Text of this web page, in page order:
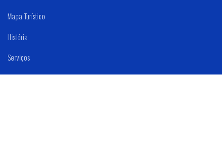
Mapa Turístico
História
Serviços